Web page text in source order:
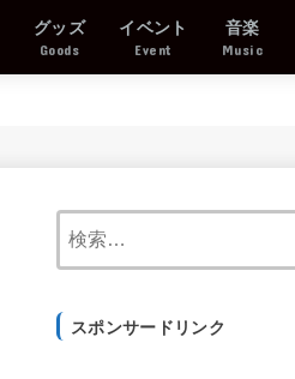
グッズ
Goods
イベント
Event
音楽
Music
スポンサードリンク